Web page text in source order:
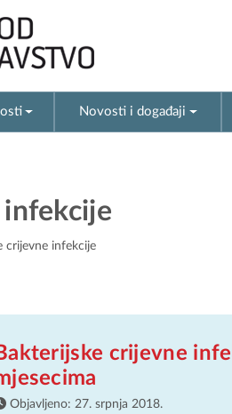
Novosti i događaji
crijevne infekcije
crijevne
Objavljeno: 27. srpnja 2018.